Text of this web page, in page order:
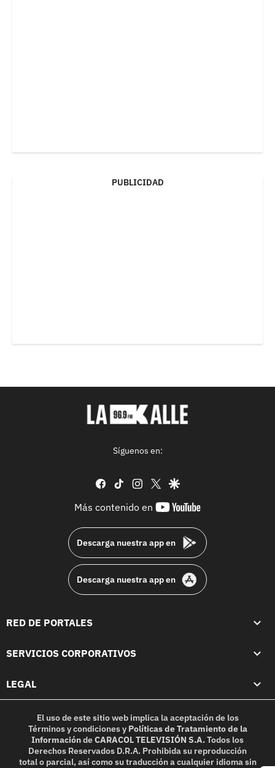
PUBLICIDAD
Síguenos en:
facebook
tiktok instagram
twittergoogle
Más contenido en
youtube-
Descarga nuestra app en
Descarga nuestra app en
RED DE PORTALES
SERVICIOS CORPORATIVOS
LEGAL
El uso de este sitio web implica la aceptación de los
Términos y condicionesy Políticas de Tratamiento de la
InformacióndeCARACOL TELEVISIÓN S.A.Todos los
Derechos Reservados D.R.A. Prohibida su reproducción
total o parcial, así como su traducción a cualquier idioma sin